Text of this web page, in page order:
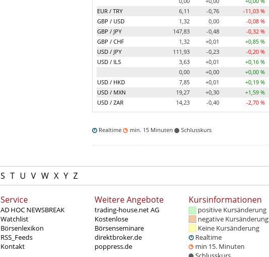
EUR / TRY
6,11 -0,76
-11,03 %
GBP / USD
1,32 0,00
-0,08 %
GBP / JPY
147,83 -0,48
-0,32 %
GBP / CHF
1,32 +0,01
+0,85 %
USD / JPY
111,93 -0,23
-0,20 %
USD / ILS
3,63 +0,01
+0,16 %
0,00
+0,00
+0,00 %
USD / HKD
7,85 +0,01
+0,19 %
USD / MXN
19,27 +0,30
+1,59 %
USD / ZAR
14,23 -0,40 -2,70 %
Realtime min. 15 Minuten Schlusskurs
S T U V W X Y Z
Service
AD HOC NEWSBREAK
Watchlist
Börsenlexikon
RSS_Feeds
Kontakt
Weitere Angebote
trading-house.net AG
Kostenlose
Börsenseminare
direktbroker.de
poppress.de
Kursinformationen
positive Kursänderung
negative Kursänderung
Keine Kursänderung
Realtime
min 15. Minuten